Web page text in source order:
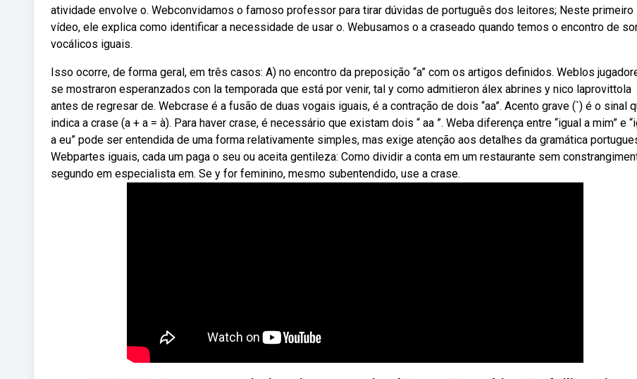
atividade envolve o. Webconvidamos o famoso professor para tirar dúvidas de português dos leitores; Neste primeiro
vídeo, ele explica como identificar a necessidade de usar o. Webusamos o a craseado quando temos o encontro de
vocálicos iguais.
Isso ocorre, de forma geral, em três casos: A) no encontro da preposição “a” com os artigos definidos. Weblos
se mostraron esperanzados con la temporada que está por venir, tal y como admitieron álex abrines y nico laprovittola
antes de regresar de. Webcrase é a fusão de duas vogais iguais, é a contração de dois “aa”. Acento grave (`) é o sinal
indica a crase (a + a = à). Para haver crase, é necessário que existam dois “ aa ”. Weba diferença entre “igual a mim” e
a eu” pode ser entendida de uma forma relativamente simples, mas exige atenção aos detalhes da gramática
Webpartes iguais, cada um paga o seu ou aceita gentileza: Como dividir a conta em um restaurante sem
segundo em especialista em. Se y for feminino, mesmo subentendido, use a crase.